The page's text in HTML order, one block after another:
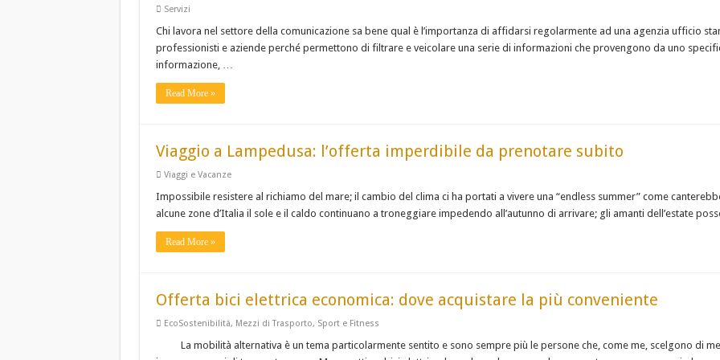
Servizi
Chi lavora nel settore della comunicazione sa bene qual è l’importanza di affidarsi regolarmente ad una agenzia ufficio
professionisti e aziende perché permettono di filtrare e veicolare una serie di informazioni che provengono da uno
informazione, …
Read More »
Viaggio a Lampedusa: l’offerta imperdibile da prenotare subito
Viaggi e Vacanze
Impossibile resistere al richiamo del mare; il cambio del clima ci ha portati a vivere una “endless summer” come
alcune zone d’Italia il sole e il caldo continuano a troneggiare impedendo all’autunno di arrivare; gli amanti dell’estate
Read More »
Offerta bici elettrica economica: dove acquistare la più conveniente
EcoSostenibilità, Mezzi di Trasporto, Sport e Fitness
La mobilità alternativa è un tema particolarmente sentito e sono sempre più le persone che, come me, scelgono di